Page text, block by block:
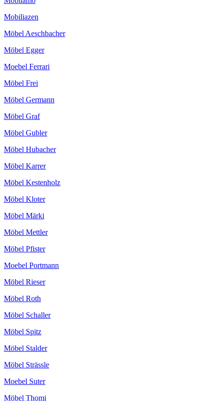
Mobiliazen
Möbel Aeschbacher
Möbel Egger
Moebel Ferrari
Möbel Frei
Möbel Germann
Möbel Graf
Möbel Gubler
Möbel Hubacher
Möbel Karrer
Möbel Kestenholz
Möbel Kloter
Möbel Märki
Möbel Mettler
Möbel Pfister
Moebel Portmann
Möbel Rieser
Möbel Roth
Möbel Schaller
Möbel Spitz
Möbel Stalder
Möbel Strässle
Moebel Suter
Möbel Thomi